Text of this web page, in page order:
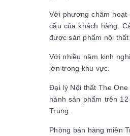
Với phương châm
cầu của khách hàng.
được sản phẩm nội
Với nhiều năm kinh
lớn trong khu vực.
Đại lý Nội thất The
hành sản phẩm trên
Trung.
Phòng bán hàng miền